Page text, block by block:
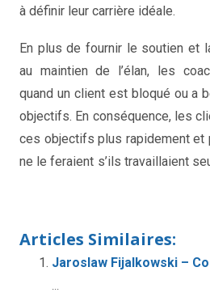
à définir leur carrière idéale.
En plus de fournir le soutien et
au maintien de l’élan, les
quand un client est bloqué ou a
objectifs. En conséquence, les
ces objectifs plus rapidement et
ne le feraient s’ils travaillaient
Articles Similaires:
Jaroslaw Fijalkowski –